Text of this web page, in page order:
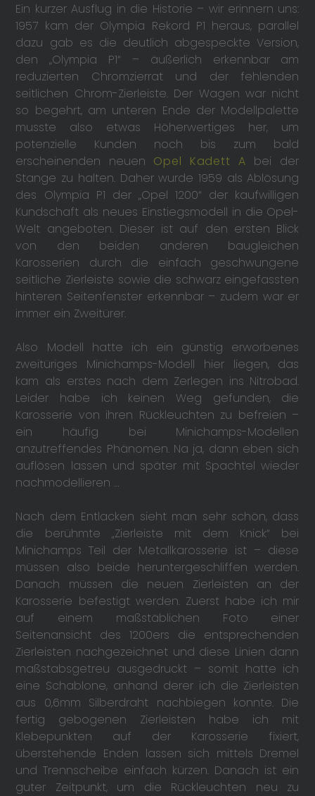
Ein kurzer Ausflug in die Historie – wir erinnern uns:
1957 kam der Olympia Rekord P1 heraus, parallel
dazu gab es die deutlich abgespeckte Version,
den „Olympia P1“ – äußerlich erkennbar am
reduzierten Chromzierrat und der fehlenden
seitlichen Chrom-Zierleiste. Der Wagen war nicht
so begehrt, am unteren Ende der Modellpalette
musste also etwas Höherwertiges her, um
potenzielle Kunden noch bis zum bald
erscheinenden neuen Opel Kadett A bei der
Stange zu halten. Daher wurde 1959 als Ablösung
des Olympia P1 der „Opel 1200“ der kaufwilligen
Kundschaft als neues Einstiegsmodell in die Opel-
Welt angeboten. Dieser ist auf den ersten Blick
von den beiden anderen baugleichen
Karosserien durch die einfach geschwungene
seitliche Zierleiste sowie die schwarz eingefassten
hinteren Seitenfenster erkennbar – zudem war er
immer ein Zweitürer.
Also Modell hatte ich ein günstig erworbenes
zweitüriges Minichamps-Modell hier liegen, das
kam als erstes nach dem Zerlegen ins Nitrobad.
Leider habe ich keinen Weg gefunden, die
Karosserie von ihren Rückleuchten zu befreien –
ein häufig bei Minichamps-Modellen
anzutreffendes Phänomen. Na ja, dann eben sich
auflösen lassen und später mit Spachtel wieder
nachmodellieren …
Nach dem Entlacken sieht man sehr schön, dass
die berühmte „Zierleiste mit dem Knick“ bei
Minichamps Teil der Metallkarosserie ist – diese
müssen also beide heruntergeschliffen werden.
Danach müssen die neuen Zierleisten an der
Karosserie befestigt werden. Zuerst habe ich mir
auf einem maßstäblichen Foto einer
Seitenansicht des 1200ers die entsprechenden
Zierleisten nachgezeichnet und diese Linien dann
maßstabsgetreu ausgedruckt – somit hatte ich
eine Schablone, anhand derer ich die Zierleisten
aus 0,6mm Silberdraht nachbiegen konnte. Die
fertig gebogenen Zierleisten habe ich mit
Klebepunkten auf der Karosserie fixiert,
überstehende Enden lassen sich mittels Dremel
und Trennscheibe einfach kürzen. Danach ist ein
guter Zeitpunkt, um die Rückleuchten neu zu